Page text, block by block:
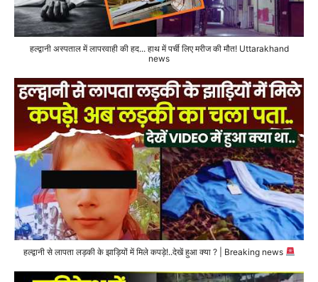
हल्द्वानी अस्पताल में लापरवाही की हद... हाथ में पर्ची लिए मरीज की मौत! Uttarakhand
news
हल्द्वानी से लापता लड़की के झाड़ियों में मिले कपड़े!..देखें हुआ क्या ? | Breaking news